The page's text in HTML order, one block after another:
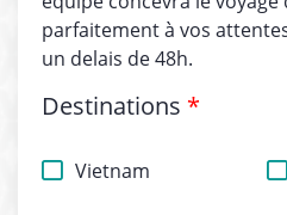
parfaitement à vos
un delais de 48h.
Destinations *
Vietnam